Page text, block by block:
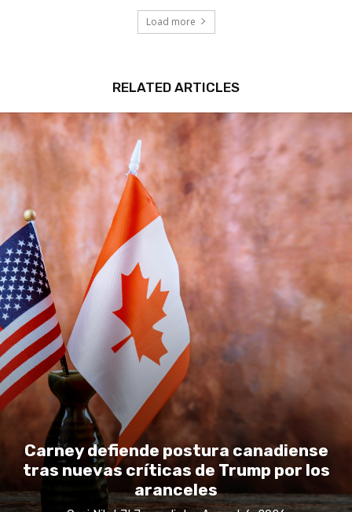
Load more
RELATED ARTICLES
Carney defiende postura canadiense
tras nuevas críticas de Trump por los
aranceles